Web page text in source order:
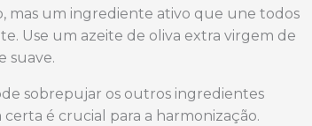
mas um ingrediente ativo que une todos
Use um azeite de oliva extra virgem de
suave.
sobrepujar os outros ingredientes
é crucial para a harmonização.